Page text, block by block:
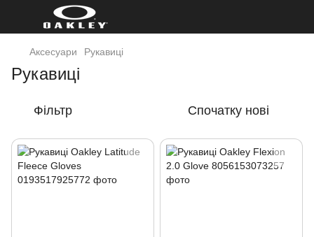
Аксесуари Рукавиці
Рукавиці
Фільтр Спочатку нові